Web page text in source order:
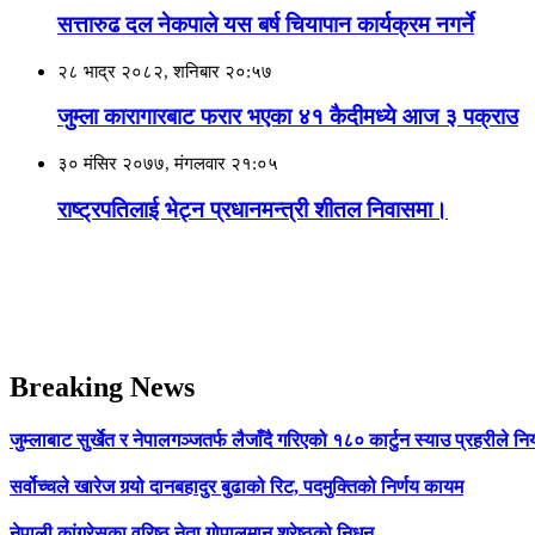
सत्तारुढ दल नेकपाले यस बर्ष चियापान कार्यक्रम नगर्ने
२८ भाद्र २०८२, शनिबार २०:५७
जुम्ला कारागारबाट फरार भएका ४१ कैदीमध्ये आज ३ पक्राउ
३० मंसिर २०७७, मंगलवार २१:०५
राष्ट्रपतिलाई भेट्न प्रधानमन्त्री शीतल निवासमा।
Breaking News
जुम्लाबाट सुर्खेत र नेपालगञ्जतर्फ लैजाँदै गरिएको १८० कार्टुन स्याउ प्रहरीले
सर्वोच्चले खारेज गर्‍यो दानबहादुर बुढाको रिट, पदमुक्तिको निर्णय कायम